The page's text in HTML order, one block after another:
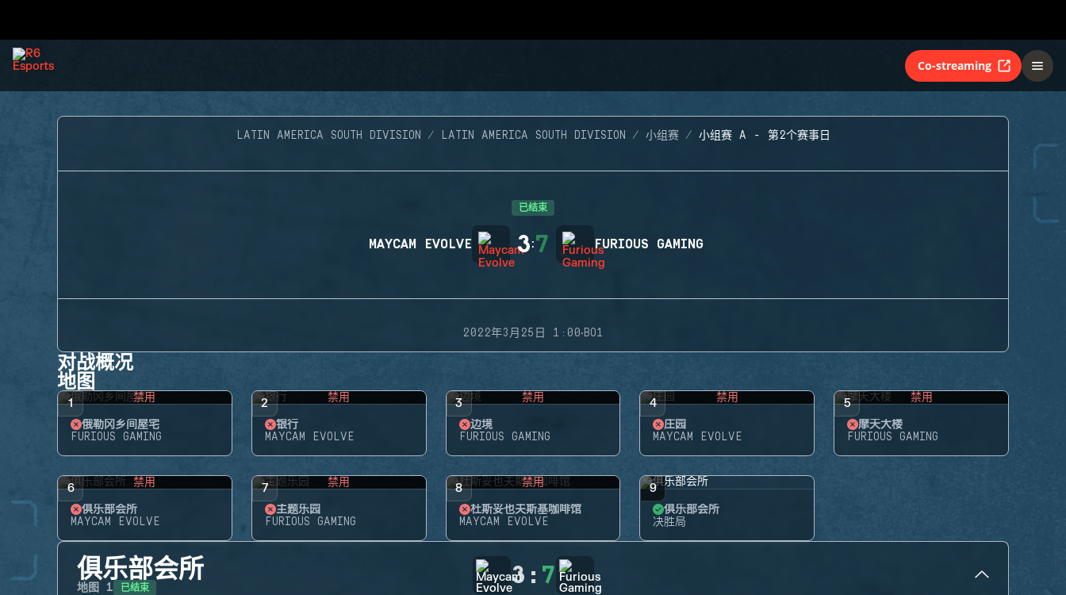
Co-streaming
LATIN AMERICA SOUTH DIVISION LATIN AMERICA SOUTH DIVISION 小组赛 小组赛 A - 第2个赛事日
已结束
MAYCAM EVOLVE 3:7 FURIOUS GAMING
2022年3月25日 1:00·BO1
对战概况
地图
1 禁用
俄勒冈乡间屋宅
FURIOUS GAMING
2 禁用
银行
MAYCAM EVOLVE
3 禁用
边境
FURIOUS GAMING
4 禁用
庄园
MAYCAM EVOLVE
5 禁用
摩天大楼
FURIOUS GAMING
6 禁用
俱乐部会所
MAYCAM EVOLVE
7 禁用
主题乐园
FURIOUS GAMING
8 禁用
杜斯妥也夫斯基咖啡馆
MAYCAM EVOLVE
9
俱乐部会所
决胜局
俱乐部会所
地图 1 已结束 3 : 7